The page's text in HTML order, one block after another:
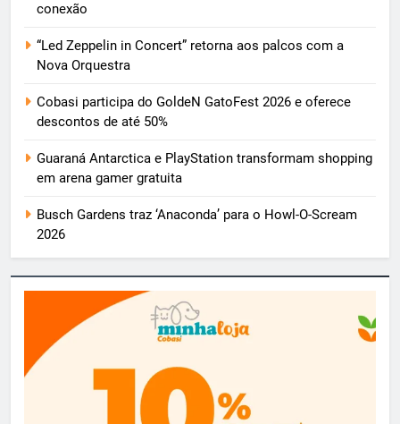
conexão
“Led Zeppelin in Concert” retorna aos palcos com a
Nova Orquestra
Cobasi participa do GoldeN GatoFest 2026 e oferece
descontos de até 50%
Guaraná Antarctica e PlayStation transformam shopping
em arena gamer gratuita
Busch Gardens traz ‘Anaconda’ para o Howl-O-Scream
2026